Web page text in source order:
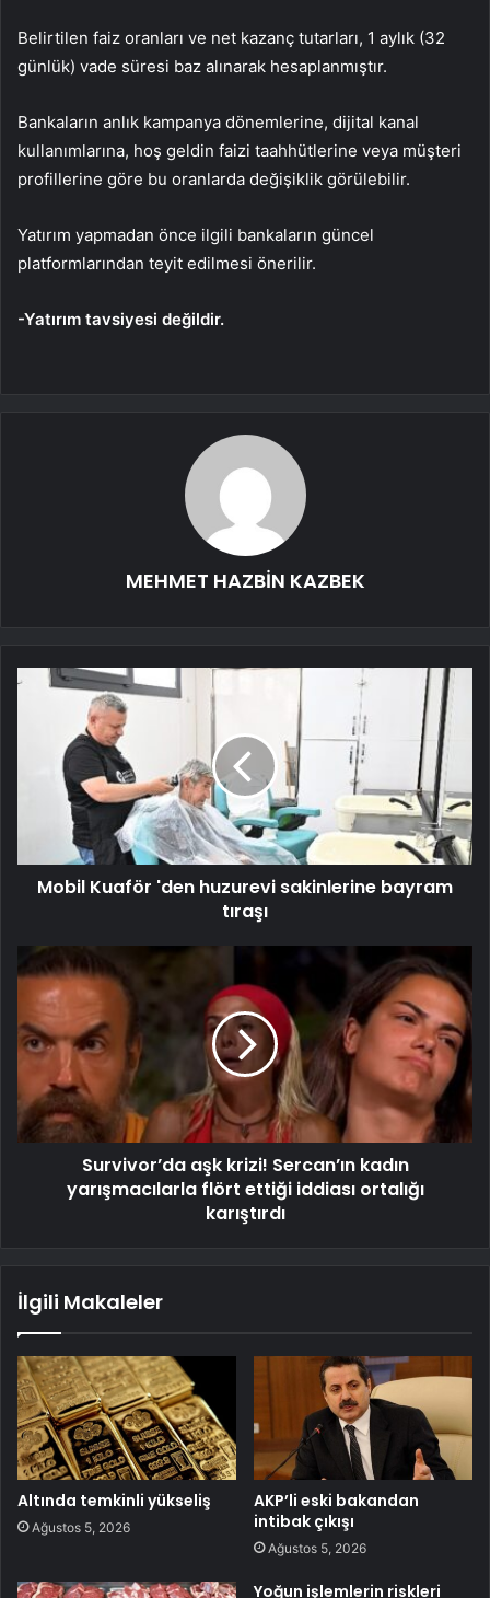
Belirtilen faiz oranları ve net kazanç tutarları, 1 aylık (32
günlük) vade süresi baz alınarak hesaplanmıştır.
Bankaların anlık kampanya dönemlerine, dijital kanal
kullanımlarına, hoş geldin faizi taahhütlerine veya müşteri
profillerine göre bu oranlarda değişiklik görülebilir.
Yatırım yapmadan önce ilgili bankaların güncel
platformlarından teyit edilmesi önerilir.
-Yatırım tavsiyesi değildir.
MEHMET HAZBİN KAZBEK
Mobil Kuaför 'den huzurevi sakinlerine bayram
tıraşı
Survivor’da aşk krizi! Sercan’ın kadın
yarışmacılarla flört ettiği iddiası ortalığı
karıştırdı
İlgili Makaleler
Altında temkinli yükseliş
Ağustos 5, 2026
AKP’li eski bakandan
intibak çıkışı
Ağustos 5, 2026
Yoğun işlemlerin riskleri